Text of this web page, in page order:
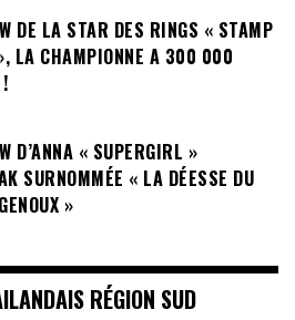
DE LA STAR DES RINGS « STAMP
LA CHAMPIONNE A 300 000
!
D’ANNA « SUPERGIRL »
SURNOMMÉE « LA DÉESSE DU
»
RÉGION SUD